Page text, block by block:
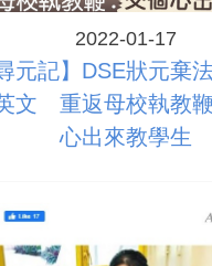
2022-01-17
尋元記】DSE狀元棄
文 重返母校執教
心出來教學生